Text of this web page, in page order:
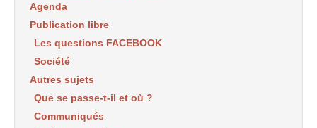
Agenda
Publication libre
Les questions FACEBOOK
Société
Autres sujets
Que se passe-t-il et où ?
Communiqués